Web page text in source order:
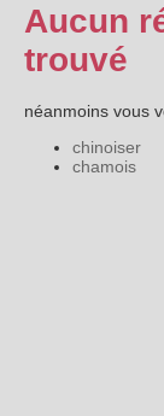
Aucun
trouvé
néanmoins vous
chinoiser
chamois